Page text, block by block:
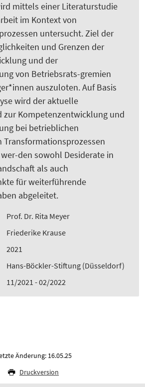
mittels einer Literaturstudie
im Kontext von
untersucht. Ziel der
und Grenzen der
und der
von Betriebsrats-gremien
auszuloten. Auf Basis
wird der aktuelle
zur Kompetenzentwicklung und
bei betrieblichen
Transformationsprozessen
den sowohl Desiderate in
als auch
für weiterführende
abgeleitet.
Prof. Dr. Rita Meyer
Friederike Krause
2021
Hans-Böckler-Stiftung (Düsseldorf)
11/2021 - 02/2022
Änderung: 16.05.25
Druckversion